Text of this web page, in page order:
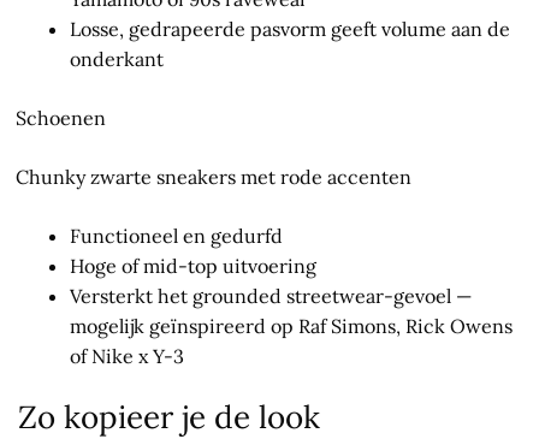
Losse, gedrapeerde pasvorm geeft volume aan de
onderkant
Schoenen
Chunky zwarte sneakers met rode accenten
Functioneel en gedurfd
Hoge of mid-top uitvoering
Versterkt het grounded streetwear-gevoel —
mogelijk geïnspireerd op Raf Simons, Rick Owens
of Nike x Y-3
Zo kopieer je de look